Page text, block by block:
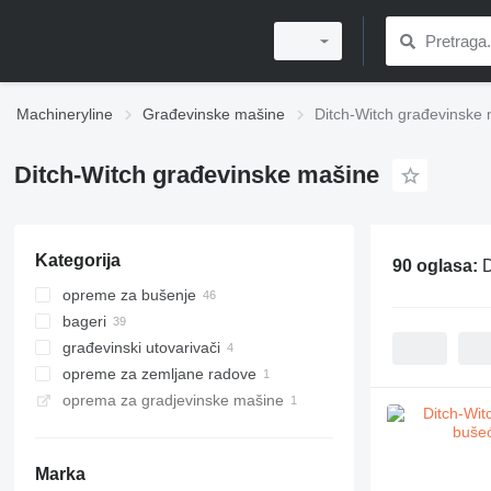
Machineryline Građevinske mašine Ditch-Witch građevinske
Ditch-Witch građevinske mašine
Kategorija
opreme za bušenje
horizontalna bušeća postrojenja
bušaća postrojenja
bageri
rovokopači
građevinski utovarivači
mini utovarivači guseničari
multifunkcionalni utovarivači
opreme za zemljane radove
polagači kablova
oprema za gradjevinske mašine
Marka
90 oglasa: